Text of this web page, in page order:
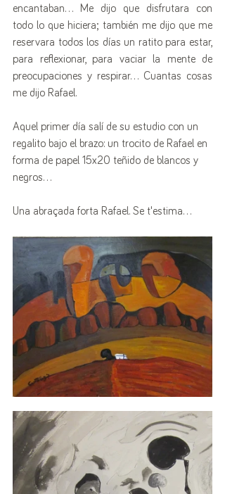
encantaban... Me dijo que disfrutara con
todo lo que hiciera; también me dijo que me
reservara todos los días un ratito para estar,
para reflexionar, para vaciar la mente de
preocupaciones y respirar... Cuantas cosas
me dijo Rafael.
Aquel primer día salí de su estudio con un
regalito bajo el brazo: un trocito de Rafael en
forma de papel 15x20 teñido de blancos y
negros...
Una abraçada forta Rafael. Se t'estima...